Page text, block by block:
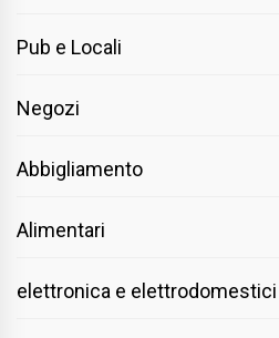
Pub e Locali
Negozi
Abbigliamento
Alimentari
elettronica e elettrodomestici